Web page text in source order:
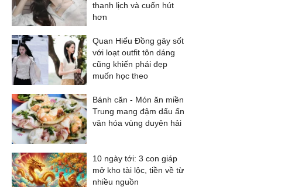
thanh lịch và cuốn hút
hơn
Quan Hiểu Đồng gây sốt
với loạt outfit tôn dáng
cũng khiến phái đẹp
muốn học theo
Bánh căn - Món ăn miền
Trung mang đậm dấu ấn
văn hóa vùng duyên hải
10 ngày tới: 3 con giáp
mở kho tài lộc, tiền về từ
nhiều nguồn